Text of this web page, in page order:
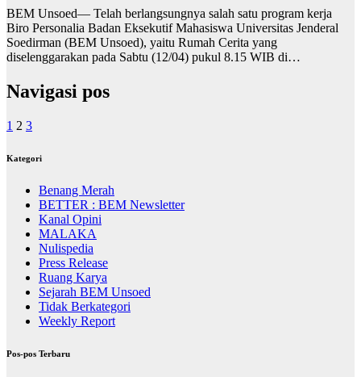
BEM Unsoed— Telah berlangsungnya salah satu program kerja
Biro Personalia Badan Eksekutif Mahasiswa Universitas Jenderal
Soedirman (BEM Unsoed), yaitu Rumah Cerita yang
diselenggarakan pada Sabtu (12/04) pukul 8.15 WIB di…
Navigasi pos
1 2 3
Kategori
Benang Merah
BETTER : BEM Newsletter
Kanal Opini
MALAKA
Nulispedia
Press Release
Ruang Karya
Sejarah BEM Unsoed
Tidak Berkategori
Weekly Report
Pos-pos Terbaru